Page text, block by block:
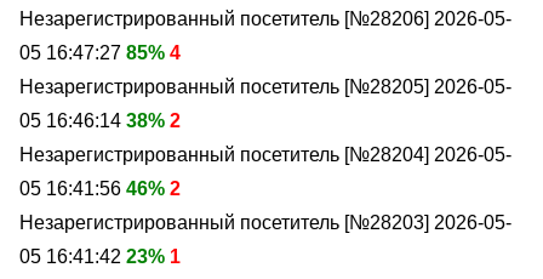
Незарегистрированный посетитель [№28206] 2026-05-
05 16:47:27 85% 4
Незарегистрированный посетитель [№28205] 2026-05-
05 16:46:14 38% 2
Незарегистрированный посетитель [№28204] 2026-05-
05 16:41:56 46% 2
Незарегистрированный посетитель [№28203] 2026-05-
05 16:41:42 23% 1